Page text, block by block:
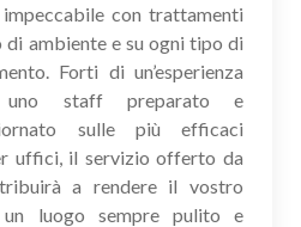
con trattamenti
ambiente e su ogni tipo di
Forti di un’esperienza
uno staff preparato e
sulle più efficaci
uffici, il servizio offerto da
a rendere il vostro
luogo sempre pulito e